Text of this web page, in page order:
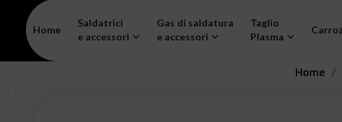
Home
Saldatrici
e accessori
Gas di saldatura
e accessori
Taglio
Plasma
Home